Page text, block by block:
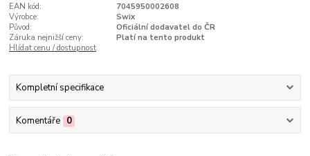
EAN kód:
7045950002608
Výrobce:
Swix
Původ:
Oficiální dodavatel do ČR
Záruka nejnižší ceny:
Platí na tento produkt
Hlídat cenu / dostupnost
Kompletní specifikace
Komentáře 0